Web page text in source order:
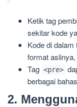
Ketik tag
sekitar kode
Kode di dalam
format
Tag <pre>
berbagai
2.